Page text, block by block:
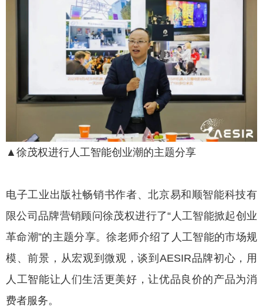
▲徐茂权进行人工智能创业潮的主题分享
电子工业出版社畅销书作者、北京易和顺智能科技有
限公司品牌营销顾问徐茂权进行了“人工智能掀起创业
革命潮”的主题分享。徐老师介绍了人工智能的市场规
模、前景，从宏观到微观，谈到AESIR品牌初心，用
人工智能让人们生活更美好，让优品 良价的产品为消
费者服务。